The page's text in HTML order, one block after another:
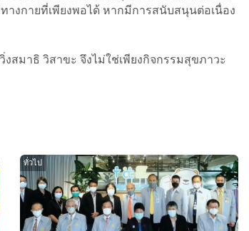
งกายที่เพียงพอได้ หากมีการสนับสนุนต่อเนื่อง
สมาธิ วิสาขะ จึงไม่ใช่เพียงกิจกรรมสุขภาวะ
ทั่วไป